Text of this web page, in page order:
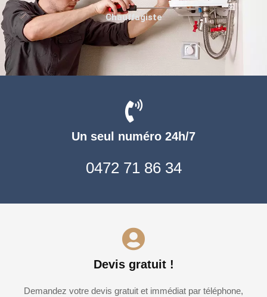
Un seul numéro 24h/7
0472 71 86 34
Devis gratuit !
Demandez votre devis gratuit et immédiat par téléphone,
Chauffagiste